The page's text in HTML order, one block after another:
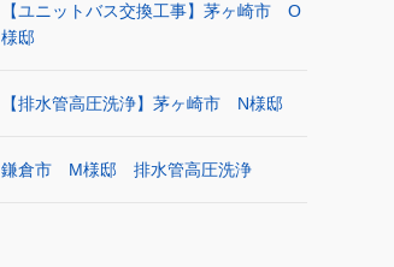
【ユニットバス交換工事】茅ヶ崎市 O
様邸
【排水管高圧洗浄】茅ヶ崎市 N様邸
鎌倉市 M様邸 排水管高圧洗浄